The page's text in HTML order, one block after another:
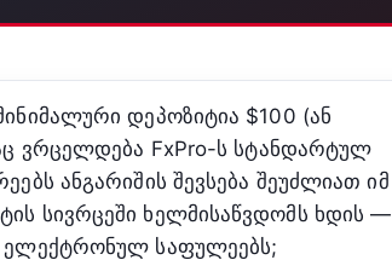
დეპოზიტია $100 (ან
ვრცელდება FxPro-ს სტანდარტულ
ანგარიშის შევსება შეუძლიათ იმ
სივრცეში ხელმისაწვდომს ხდის —
ელექტრონულ საფულეებს;